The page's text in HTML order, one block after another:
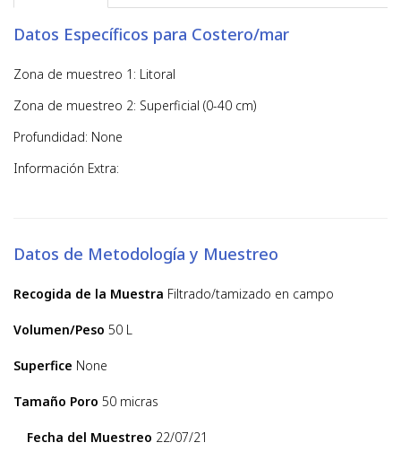
Datos Específicos para Costero/mar
Zona de muestreo 1: Litoral
Zona de muestreo 2: Superficial (0-40 cm)
Profundidad: None
Información Extra:
Datos de Metodología y Muestreo
Recogida de la Muestra Filtrado/tamizado en campo
Volumen/Peso 50 L
Superfice None
Tamaño Poro 50 micras
Fecha del Muestreo 22/07/21